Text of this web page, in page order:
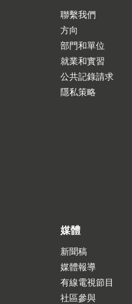
聯繫我們
方向
部門和單位
就業和實習
公共記錄請求
隱私策略
媒體
新聞稿
媒體報導
有線電視節目
社區參與